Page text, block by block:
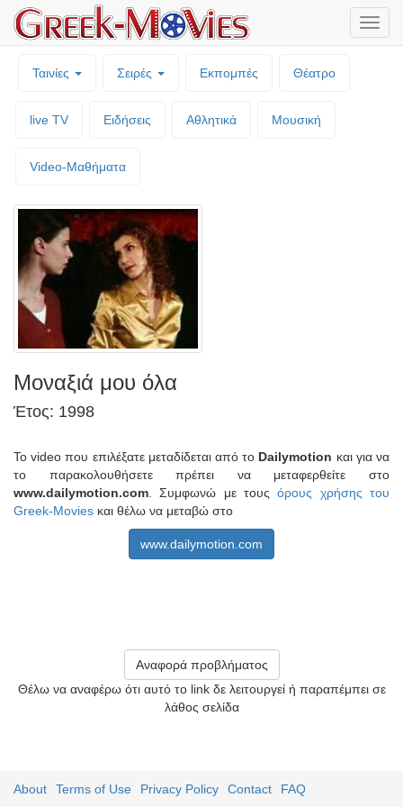
Ταινίες Σειρές Εκπομπές Θέατρο
live TV Ειδήσεις Αθλητικά Μουσική
Video-Mαθήματα
Μοναξιά μου όλα
Έτος: 1998
Το video που επιλέξατε μεταδίδεται από το Dailymotion και για να
το παρακολουθήσετε πρέπει να μεταφερθείτε στο
www.dailymotion.com . Συμφωνώ με τουςόρους χρήσης του
Greek-Movies και θέλω να μεταβώ στο
www.dailymotion.com
Αναφορά προβλήματος
Θέλω να αναφέρω ότι αυτό το link δε λειτουργεί ή παραπέμπει σε
λάθος σελίδα
About Terms of Use Privacy Policy Contact FAQ